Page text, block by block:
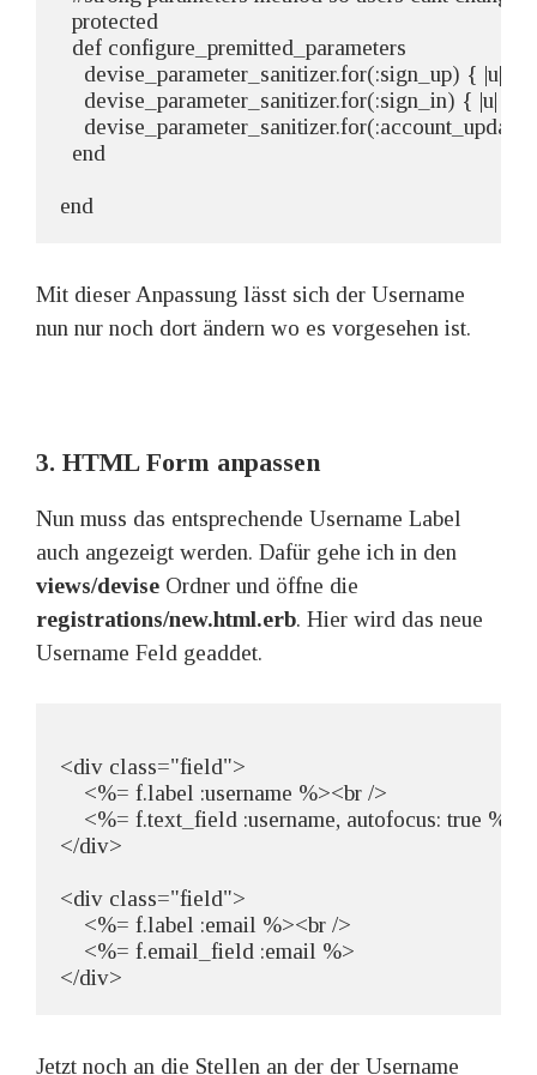
  protected
  def configure_premitted_parameters
devise_parameter_sanitizer.for(:sign_up) {
devise_parameter_sanitizer.for(:sign_in) {
  end
end
Mit dieser Anpassung lässt sich der Username
nun nur noch dort ändern wo es vorgesehen ist.
3. HTML Form anpassen
Nun muss das entsprechende Username Label
auch angezeigt werden. Dafür gehe ich in den
views/devise Ordner und öffne die
registrations/new.html.erb. Hier wird das neue
Username Feld geaddet.
<div class="field">
    <%= f.label :username %><br />
    <%= f.text_field :username, autofocus: true %>
</div>
<div class="field">
    <%= f.label :email %><br />
    <%= f.email_field :email %>
</div>
Jetzt noch an die Stellen an der der Username